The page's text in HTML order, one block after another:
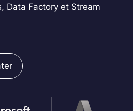
Data Factory et Stream